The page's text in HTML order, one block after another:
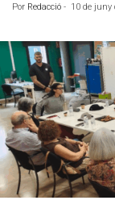
Por Redacció - 10 de juny